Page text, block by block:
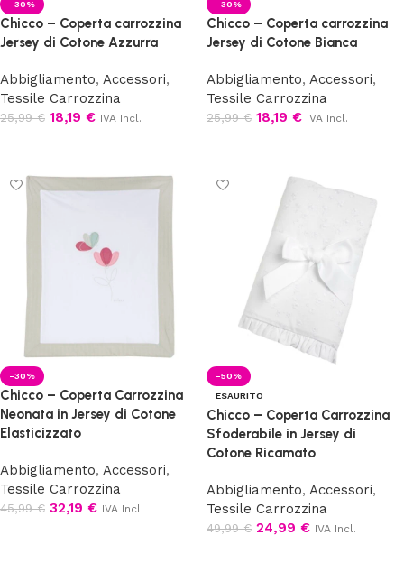
-30%
Chicco – Coperta carrozzina
Jersey di Cotone Azzurra
Abbigliamento, Accessori,
Tessile Carrozzina
25,99€ 18,19 € IVA Incl.
-30%
Chicco – Coperta carrozzina
Jersey di Cotone Bianca
Abbigliamento, Accessori,
Tessile Carrozzina
25,99€ 18,19 € IVA Incl.
-30%
Chicco – Coperta Carrozzina
Neonata in Jersey di Cotone
Elasticizzato
Abbigliamento, Accessori,
Tessile Carrozzina
45,99€ 32,19 € IVA Incl.
-50%
ESAURITO
Chicco – Coperta Carrozzina
Sfoderabile in Jersey di
Cotone Ricamato
Abbigliamento, Accessori,
Tessile Carrozzina
49,99€ 24,99 € IVA Incl.